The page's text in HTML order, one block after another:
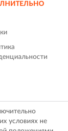
условиях не